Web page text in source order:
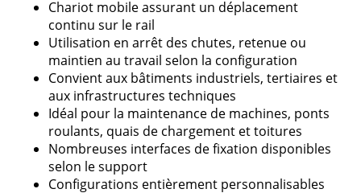
Chariot mobile assurant un déplacement
continu sur le rail
Utilisation en arrêt des chutes, retenue ou
maintien au travail selon la configuration
Convient aux bâtiments industriels, tertiaires et
aux infrastructures techniques
Idéal pour la maintenance de machines, ponts
roulants, quais de chargement et toitures
Nombreuses interfaces de fixation disponibles
selon le support
Configurations entièrement personnalisables